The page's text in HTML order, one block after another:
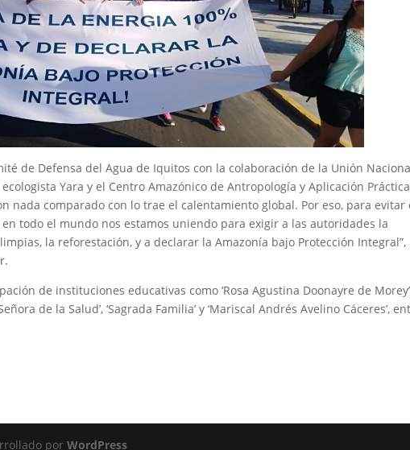
de Defensa del Agua de Iquitos con la colaboración de la Unión
Yara y el Centro Amazónico de Antropología y Aplicación Práctica
nada comparado con lo trae el calentamiento global. Por eso, para evitar
todo el mundo nos estamos uniendo para exigir a las autoridades la
la reforestación, y a declarar la Amazonía bajo Protección Integral”,
de instituciones educativas como ‘Rosa Agustina Doonayre de
de la Salud’, ‘Sagrada Familia’ y ‘Mariscal Andrés Avelino Cáceres’,
porWordPress